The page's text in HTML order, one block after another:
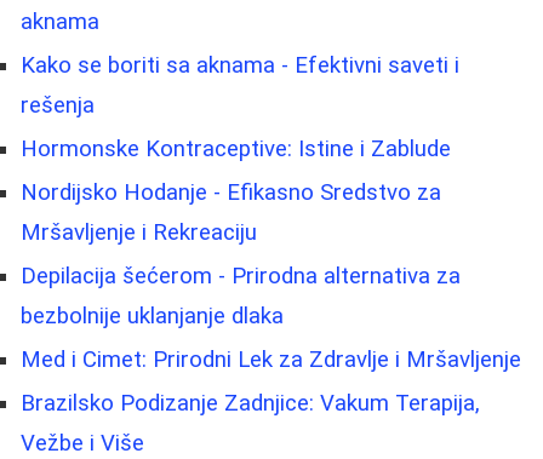
aknama
Kako se boriti sa aknama - Efektivni saveti i
rešenja
Hormonske Kontraceptive: Istine i Zablude
Nordijsko Hodanje - Efikasno Sredstvo za
Mršavljenje i Rekreaciju
Depilacija šećerom - Prirodna alternativa za
bezbolnije uklanjanje dlaka
Med i Cimet: Prirodni Lek za Zdravlje i Mršavljenje
Brazilsko Podizanje Zadnjice: Vakum Terapija,
Vežbe i Više